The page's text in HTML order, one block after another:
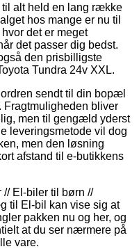
alt held en lang række
hos mange er nu til
det er meget
det passer dig bedst.
den prisbilligste
Tundra 24v XXL.
sendt til din bopæl
Fragtmuligheden bliver
men til gengæld yderst
leveringsmetode vil dog
men den løsning
afstand til e-butikkens
// El-biler til børn //
til El-bil kan vise sig at
pakken nu og her, og
at du ser nærmere på
vare.